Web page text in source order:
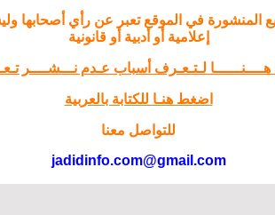
السابق للتربية بإقليم
الرشيدية
المنشورة في الموقع تعبر عن رأي أصحابها
إعلامية أو أدبية أو قانونية
لـتـعـرف أسباب عـدم نـــشــــر
اضغط هنـا للكتابة بالعربية
للتواصل معنا
jadidinfo.com@gmail.com